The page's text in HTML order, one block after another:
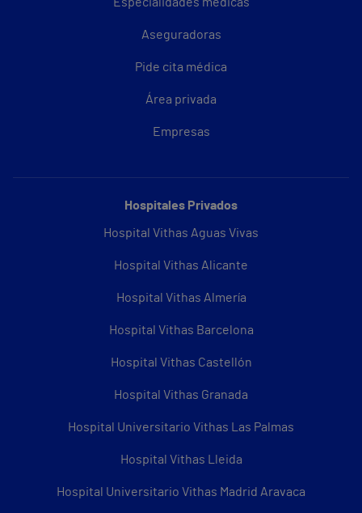
Especialidades médicas
Aseguradoras
Pide cita médica
Área privada
Empresas
Hospitales Privados
Hospital Vithas Aguas Vivas
Hospital Vithas Alicante
Hospital Vithas Almería
Hospital Vithas Barcelona
Hospital Vithas Castellón
Hospital Vithas Granada
Hospital Universitario Vithas Las Palmas
Hospital Vithas Lleida
Hospital Universitario Vithas Madrid Aravaca